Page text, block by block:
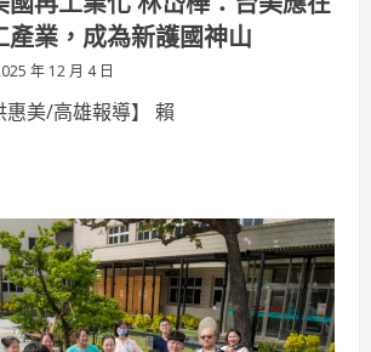
產業，成為新護國神山
年 12 月 4 日
惠美/高雄報導】 賴